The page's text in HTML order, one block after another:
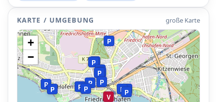
KARTE / UMGEBUNG große Karte
V
P
P
P
P P
P
PP
P
P
P
P
P
P
P
+
−